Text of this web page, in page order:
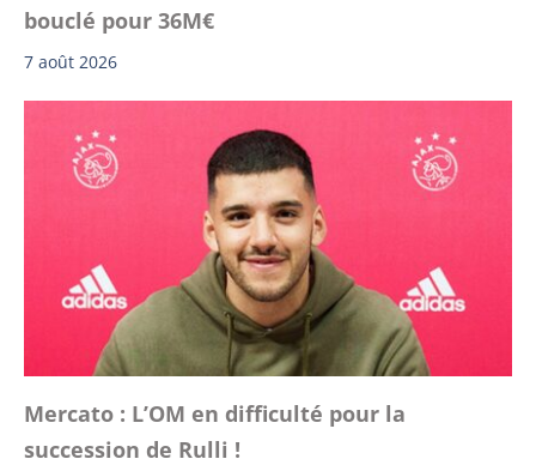
bouclé pour 36M€
7 août 2026
Mercato : L’OM en difficulté pour la
succession de Rulli !